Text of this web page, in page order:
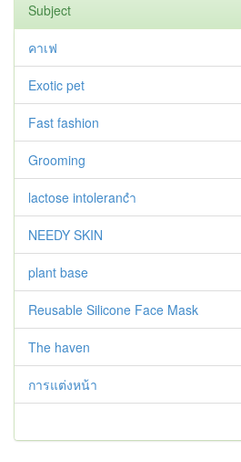
Subject
คาเฟ
Exotic pet
Fast fashion
Grooming
lactose intolerancำ
NEEDY SKIN
plant base
Reusable Silicone Face Mask
The haven
การแต่งหน้า